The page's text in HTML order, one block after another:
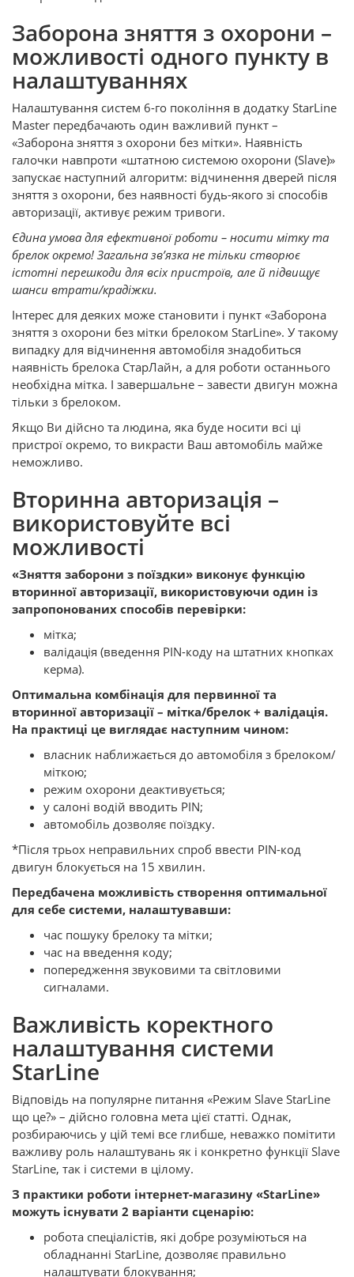
Заборона зняття з охорони –
можливості одного пункту в
налаштуваннях
Налаштування систем 6-го покоління в додатку StarLine
Master передбачають один важливий пункт –
«Заборона зняття з охорони без мітки». Наявність
галочки навпроти «штатною системою охорони (Slave)»
запускає наступний алгоритм: відчинення дверей після
зняття з охорони, без наявності будь-якого зі способів
авторизації, активує режим тривоги.
Єдина умова для ефективної роботи – носити мітку та
брелок окремо! Загальна зв’язка не тільки створює
істотні перешкоди для всіх пристроїв, але й підвищує
шанси втрати/крадіжки.
Інтерес для деяких може становити і пункт «Заборона
зняття з охорони без мітки брелоком StarLine». У такому
випадку для відчинення автомобіля знадобиться
наявність брелока СтарЛайн, а для роботи останнього
необхідна мітка. І завершальне – завести двигун можна
тільки з брелоком.
Якщо Ви дійсно та людина, яка буде носити всі ці
пристрої окремо, то викрасти Ваш автомобіль майже
неможливо.
Вторинна авторизація –
використовуйте всі
можливості
«Зняття заборони з поїздки» виконує функцію
вторинної авторизації, використовуючи один із
запропонованих способів перевірки:
мітка;
валідація (введення PIN-коду на штатних кнопках
керма).
Оптимальна комбінація для первинної та
вторинної авторизації – мітка/брелок + валідація.
На практиці це виглядає наступним чином:
власник наближається до автомобіля з брелоком/
міткою;
режим охорони деактивується;
у салоні водій вводить PIN;
автомобіль дозволяє поїздку.
*Після трьох неправильних спроб ввести PIN-код
двигун блокується на 15 хвилин.
Передбачена можливість створення оптимальної
для себе системи, налаштувавши:
час пошуку брелоку та мітки;
час на введення коду;
попередження звуковими та світловими
сигналами.
Важливість коректного
налаштування системи
StarLine
Відповідь на популярне питання «Режим Slave StarLine
що це?» – дійсно головна мета цієї статті. Однак,
розбираючись у цій темі все глибше, неважко помітити
важливу роль налаштувань як і конкретно функції Slave
StarLine, так і системи в цілому.
З практики роботи інтернет-магазину «StarLine»
можуть існувати 2 варіанти сценарію:
робота спеціалістів, які добре розуміються на
обладнанні StarLine, дозволяє правильно
налаштувати блокування;